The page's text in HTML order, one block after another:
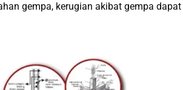
gempa, kerugian akibat gempa